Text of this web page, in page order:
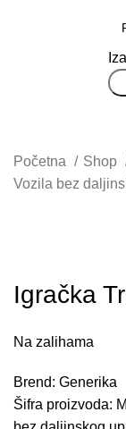
Početna Shop
Vozila bez
Igračka
Na zalihama
Brend: Generika
Šifra proizvoda: